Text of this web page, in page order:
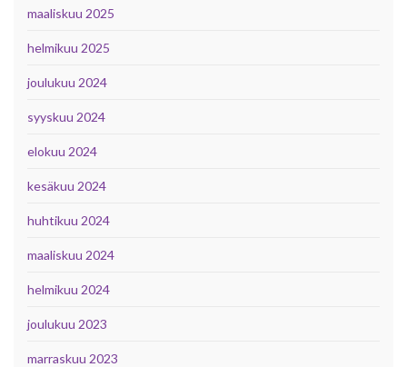
maaliskuu 2025
helmikuu 2025
joulukuu 2024
syyskuu 2024
elokuu 2024
kesäkuu 2024
huhtikuu 2024
maaliskuu 2024
helmikuu 2024
joulukuu 2023
marraskuu 2023